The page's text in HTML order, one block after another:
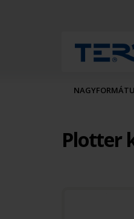
Plotter